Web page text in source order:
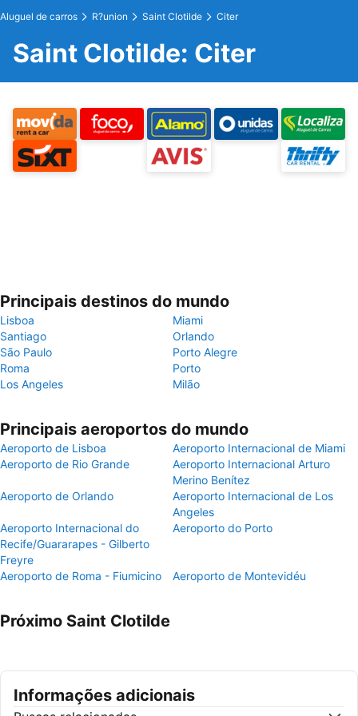
Aluguel de carros R?union Saint Clotilde Citer
Saint Clotilde: Citer
Principais destinos do mundo
Lisboa
Miami
Santiago
Orlando
São Paulo
Porto Alegre
Roma
Porto
Los Angeles
Milão
Principais aeroportos do mundo
Aeroporto de Lisboa
Aeroporto Internacional de Miami
Aeroporto de Rio Grande
Aeroporto Internacional Arturo
Merino Benítez
Aeroporto de Orlando
Aeroporto Internacional de Los
Angeles
Aeroporto Internacional do
Recife/Guararapes - Gilberto
Freyre
Aeroporto do Porto
Aeroporto de Roma - Fiumicino Aeroporto de Montevidéu
Próximo Saint Clotilde
Informações adicionais